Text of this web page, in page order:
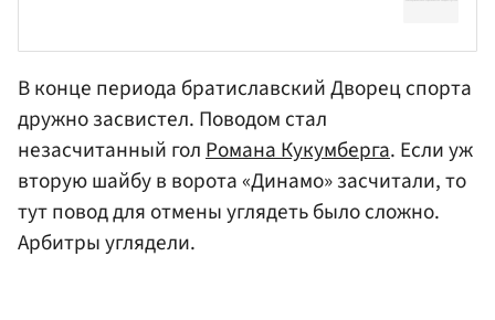
В конце периода братиславский Дворец спорта
дружно засвистел. Поводом стал
незасчитанный голРомана Кукумберга. Если уж
вторую шайбу в ворота «Динамо» засчитали, то
тут повод для отмены углядеть было сложно.
Арбитры углядели.